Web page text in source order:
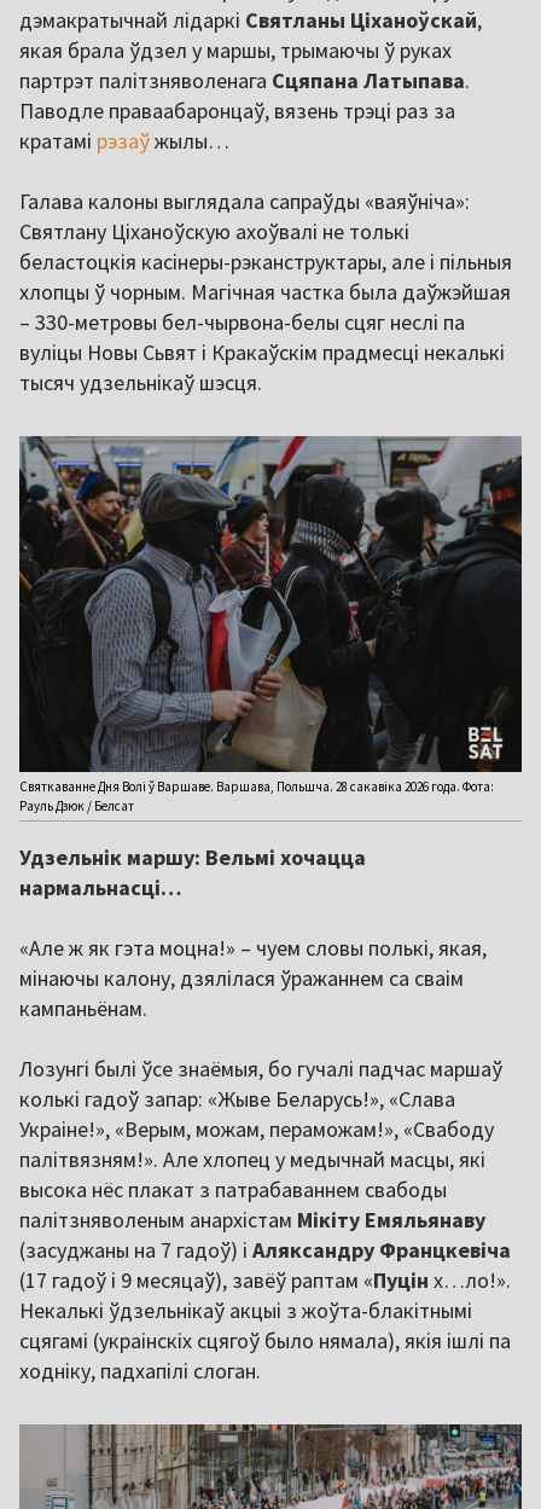
дэмакратычнай лідаркі Святланы Ціханоўскай,
якая брала ўдзел у маршы, трымаючы ў руках
партрэт палітзняволенага Сцяпана Латыпава.
Паводле праваабаронцаў, вязень трэці раз за
кратамі рэзаўжылы…
Галава калоны выглядала сапраўды «ваяўніча»:
Святлану Ціханоўскую ахоўвалі не толькі
беластоцкія касінеры-рэканструктары, але і пільныя
хлопцы ў чорным. Магічная частка была даўжэйшая
– 330-метровы бел-чырвона-белы сцяг неслі па
вуліцы Новы Сьвят і Кракаўскім прадмесці некалькі
тысяч удзельнікаў шэсця.
Святкаванне Дня Волі ў Варшаве. Варшава, Польшча. 28 сакавіка 2026 года. Фота:
Рауль Дзюк / Белсат
Удзельнік маршу: Вельмі хочацца
нармальнасці…
«Але ж як гэта моцна!» – чуем словы полькі, якая,
мінаючы калону, дзялілася ўражаннем са сваім
кампаньёнам.
Лозунгі былі ўсе знаёмыя, бо гучалі падчас маршаў
колькі гадоў запар: «Жыве Беларусь!», «Слава
Украіне!», «Верым, можам, пераможам!», «Свабоду
палітвязням!». Але хлопец у медычнай масцы, які
высока нёс плакат з патрабаваннем свабоды
палітзняволеным анархістам Мікіту Емяльянаву
(засуджаны на 7 гадоў) і Аляксандру Францкевіча
(17 гадоў і 9 месяцаў), завёў раптам «Пуцін х…ло!».
Некалькі ўдзельнікаў акцыі з жоўта-блакітнымі
сцягамі (украінскіх сцягоў было нямала), якія ішлі па
ходніку, падхапілі слоган.